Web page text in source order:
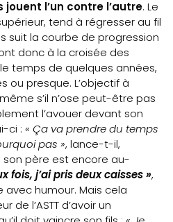
l’un contre l’autre. Le
tend à régresser au fil
suit la courbe de progression
donc à la croisée des
temps de quelques années,
ou presque. L’objectif à
s’il n’ose peut-être pas
l’avouer devant son
ci :« Ça va prendre du temps
pas », lance-t-il,
son père est encore au-
fois, j’ai pris deux caisses »,
humour. Mais cela
de l’ASTT d’avoir un